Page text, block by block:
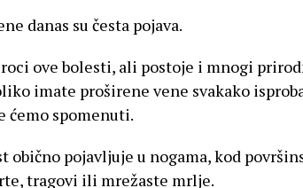
danas su česta pojava.
ove bolesti, ali postoje i mnogi
imate proširene vene svakako
ćemo spomenuti.
obično pojavljuje u nogama, kod
tragovi ili mrežaste mrlje.